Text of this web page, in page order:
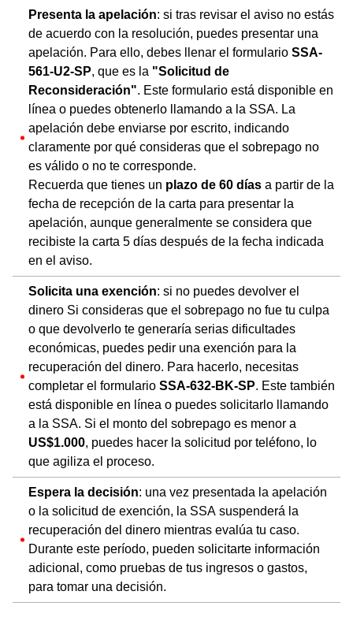
Presenta la apelación: si tras revisar el aviso no estás
de acuerdo con la resolución, puedes presentar una
apelación. Para ello, debes llenar el formulario SSA-
561-U2-SP, que es la "Solicitud de
Reconsideración". Este formulario está disponible en
línea o puedes obtenerlo llamando a la SSA. La
apelación debe enviarse por escrito, indicando
claramente por qué consideras que el sobrepago no
es válido o no te corresponde.
Recuerda que tienes un plazo de 60 días a partir de la
fecha de recepción de la carta para presentar la
apelación, aunque generalmente se considera que
recibiste la carta 5 días después de la fecha indicada
en el aviso.
Solicita una exención: si no puedes devolver el
dinero Si consideras que el sobrepago no fue tu culpa
o que devolverlo te generaría serias dificultades
económicas, puedes pedir una exención para la
recuperación del dinero. Para hacerlo, necesitas
completar el formulario SSA-632-BK-SP. Este también
está disponible en línea o puedes solicitarlo llamando
a la SSA. Si el monto del sobrepago es menor a
US$1.000, puedes hacer la solicitud por teléfono, lo
que agiliza el proceso.
Espera la decisión: una vez presentada la apelación
o la solicitud de exención, la SSA suspenderá la
recuperación del dinero mientras evalúa tu caso.
Durante este período, pueden solicitarte información
adicional, como pruebas de tus ingresos o gastos,
para tomar una decisión.